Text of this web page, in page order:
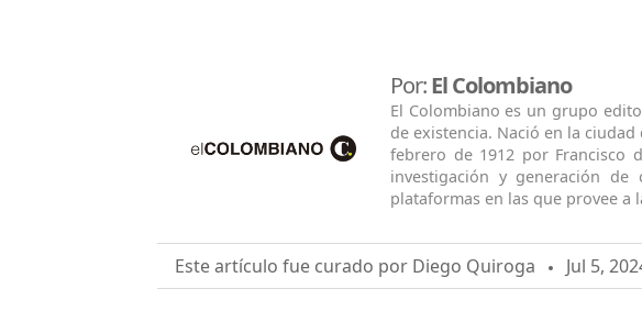
Por:El Colombiano
El Colombiano es un grupo
de existencia. Nació en la
febrero de 1912 por Francisco
investigación y generación de
plataformas en las que provee a
Este artículo fue curado por Diego Quiroga Jul 5,